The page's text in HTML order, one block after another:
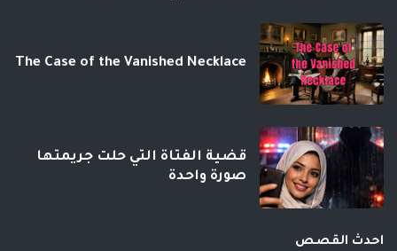
The Case of the Vanished Necklace
قضية الفتاة التي حلت جريمتها
صورة واحدة
احدث القصص